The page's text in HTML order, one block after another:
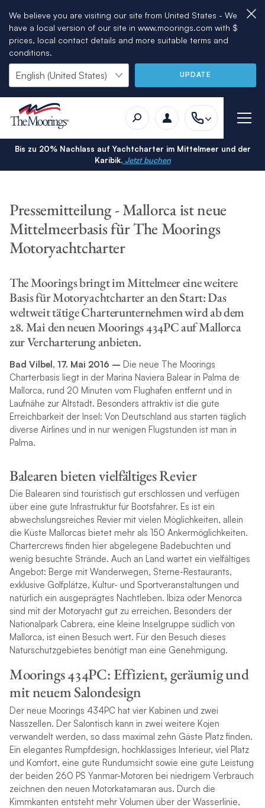
We believe you are visiting our site from United States - We
have a local version of our site in www.moorings.com with $
prices, local contact details and more suitable terms and
conditions.
UPDATE
Bis zu 20% Nachlass auf Yachtcharter im Mittelmeer und der
Karibik.Jetzt buchen
Pressemitteilung - Mallorca ist neue
Mittelmeerbasis für The Moorings
Motoryachtcharter
The Moorings bringt im Mittelmeer eine weitere
Basis für Motoryachtcharter an den Start: Das
weltweit tätige Charterunternehmen wird ab dem
28. Mai den neuen Moorings 434PC auf Mallorca
zur Vercharterung anbieten.
Bad Vilbel, 17. Mai 2016 – Die neue The Moorings
Charterbasis liegt in der Marina Naviera Balear in Palma de
Mallorca, rund 20 Minuten vom Flughafen entfernt und in
Laufnähe zur Altstadt. Besonders attraktiv ist die gute
Erreichbarkeit der Insel: Von Deutschland aus starten täglich
diverse Airlines und in nur wenigen Flugstunden ist man in
Palma.
Balearen bieten vielfältiges Revier
Die Balearen sind touristisch gut erschlossen und verfügen
über eine gute Infrastruktur für Bootsfahrer. Es ist ein
abwechslungsreiches Revier mit vielen Möglichkeiten, allein
die Küste Mallorcas bietet mehr als 150 Ankermöglichkeiten.
Chartercrews finden hier abgelegene Badebuchten und
wenig besuchte Strände. Auch an Land wartet ein vielfältiges
Angebot: Berge mit Wanderwegen, Sterne-Restaurants,
exklusive Golfplätze, Kultur- und Sportveranstaltungen und
natürlich ein ausgeprägtes Nachtleben. Ibiza oder Menorca
sind mit der Motoryacht gut zu erreichen. Besonders der
Nationalpark Cabrera, eine kleine Inselgruppe südlich von
Mallorca, ist einen Besuch wert. Für den Besuch dieses
Naturschutzgebietes benötigt man eine Genehmigung.
Moorings 434PC: Effizient, geräumig und
mit neuem Salondesign
Der neue Moorings 434PC hat vier Kabinen und zwei
Nasszellen. Der Salontisch kann in zwei weitere Kojen
verwandelt werden, so dass maximal zehn Gäste Platz finden.
Ein elegantes Rumpfdesign, hochklassiges Interieur, viel Platz
und Komfort, eine gute Rundumsicht sowie eine gute Leistung
der beiden 260 PS Yanmar-Motoren bei niedrigem Verbrauch
zeichnen den neuen Motorkatamaran aus. Durch die
Kimmkanten entsteht mehr Volumen über der Wasserlinie,